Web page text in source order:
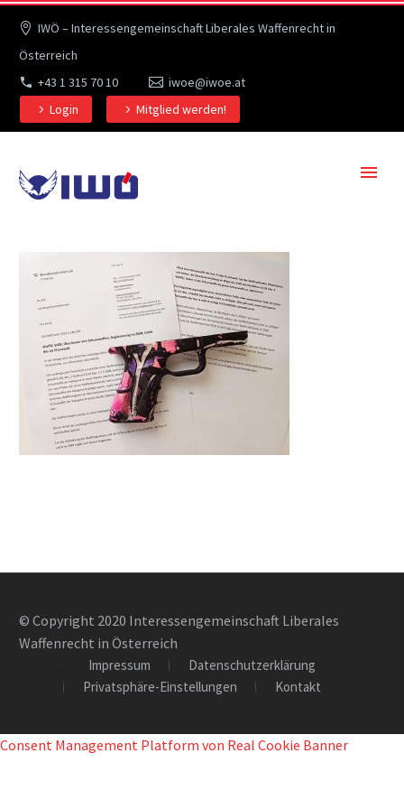
IWÖ – Interessengemeinschaft Liberales Waffenrecht in
Österreich
+43 1 315 70 10
iwoe@iwoe.at
Login
Mitglied werden!
© Copyright 2020 Interessengemeinschaft Liberales
Waffenrecht in Österreich
Impressum
Datenschutzerklärung
Privatsphäre-Einstellungen
Kontakt
Consent Management Platform von Real Cookie Banner